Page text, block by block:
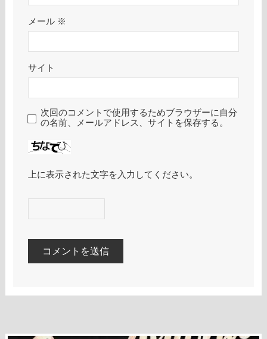
メール ※
サイト
次回のコメントで使用するためブラウザーに自分
の名前、メールアドレス、サイトを保存する。
上に表示された文字を入力してください。